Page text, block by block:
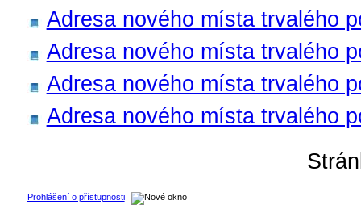
Adresa nového místa trvalého
Adresa nového místa trvalého
Adresa nového místa trvalého
Adresa nového místa trvalého
Prohlášení o přístupnosti